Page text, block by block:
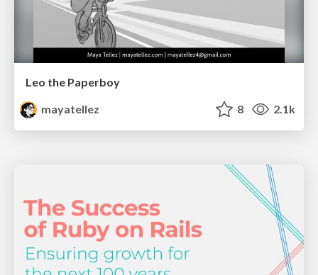
Leo the Paperboy
mayatellez
8 2.1k